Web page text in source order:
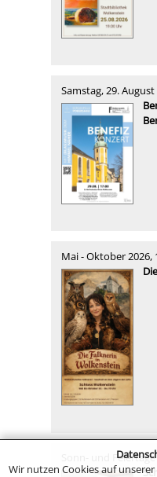
Wir nutzen Cookies auf
Samstag, 29.
Mai - Oktober 2026,
Sonn- und